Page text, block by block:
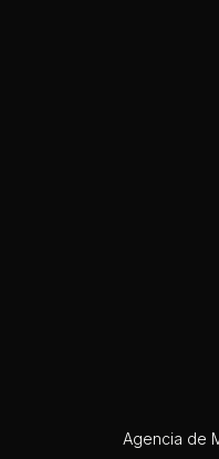
Agencia de